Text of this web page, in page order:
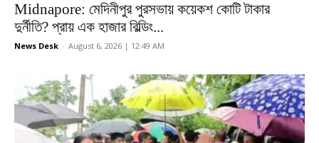
Midnapore: মেদিনীপুর পুরসভায় কয়েকশ কোটি টাকার
দুর্নীতি? প্রায় এক হাজার বিল্ডিং...
News Desk - August 6, 2026 | 12:49 AM